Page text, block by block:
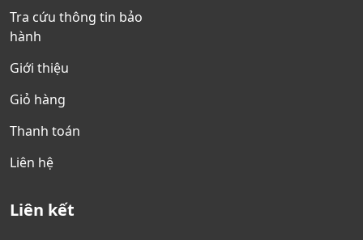
Tra cứu thông tin bảo
hành
Giới thiệu
Giỏ hàng
Thanh toán
Liên hệ
Liên kết